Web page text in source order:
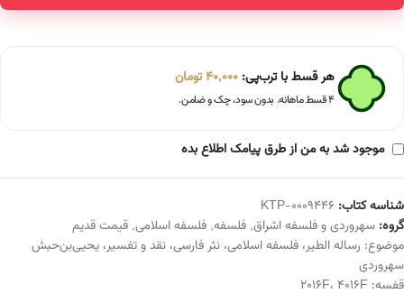
هر قسط با ترب‌پی: 40,000تومان
۴ قسط ماهانه. بدون سود، چک و ضامن.
موجود شد به من از طرق پیامک اطلاع بده
شناسه کتاب: KTP-0009446
گروه: سهروردی و فلسفه اشراق, فلسفه, فلسفه اسلامی, قیمت قدیم
موضوع: رساله الطیر، فلسفه اسلامی، نثر فارسی، نقد و تفسیر، یحیی‌بن‌حبش
سهروردی
قفسه:
2016F، 4016F